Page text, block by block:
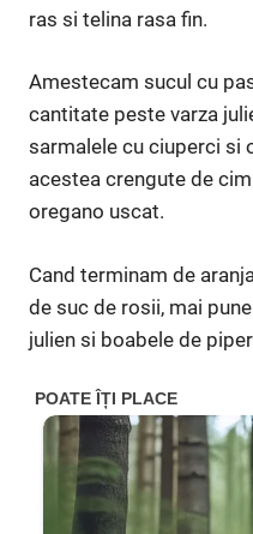
ras si telina rasa fin.
Amestecam sucul cu
cantitate peste varza
sarmalele cu ciuperci si
acestea crengute de
oregano uscat.
Cand terminam de
de suc de rosii, mai
julien si boabele de